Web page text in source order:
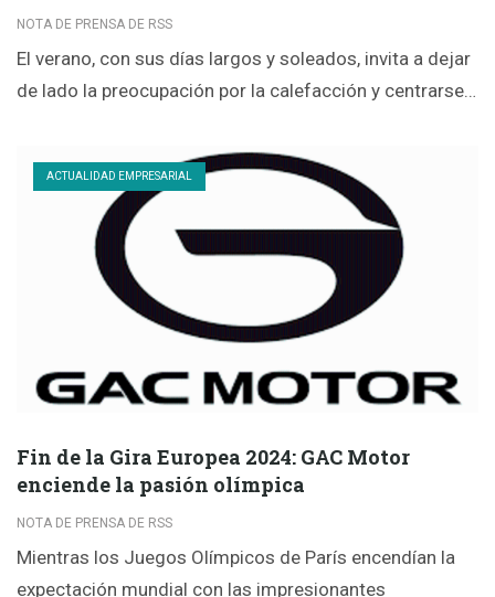
NOTA DE PRENSA DE RSS
El verano, con sus días largos y soleados, invita a dejar
de lado la preocupación por la calefacción y centrarse…
ACTUALIDAD EMPRESARIAL
Fin de la Gira Europea 2024: GAC Motor
enciende la pasión olímpica
NOTA DE PRENSA DE RSS
Mientras los Juegos Olímpicos de París encendían la
expectación mundial con las impresionantes